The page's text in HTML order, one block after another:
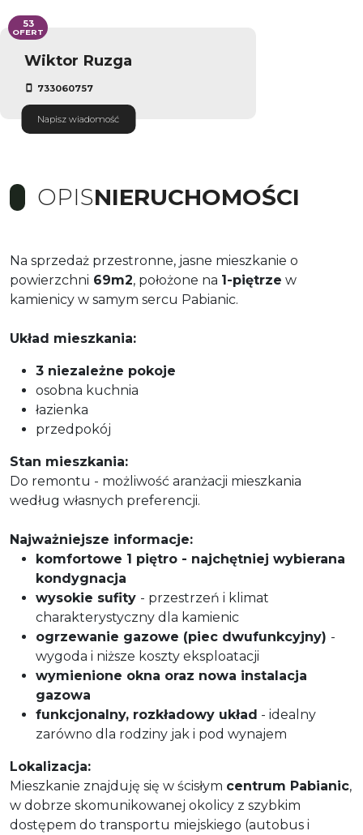
Wiktor Ruzga
733060757
Napisz wiadomość
53
OFERT
OPISNIERUCHOMOŚCI
Na sprzedaż przestronne, jasne mieszkanie o
powierzchni 69m2, położone na 1-piętrze w
kamienicy w samym sercu Pabianic.
Układ mieszkania:
3 niezależne pokoje
osobna kuchnia
łazienka
przedpokój
Stan mieszkania:
Do remontu - możliwość aranżacji mieszkania
według własnych preferencji.
Najważniejsze informacje:
komfortowe 1 piętro - najchętniej wybierana
kondygnacja
wysokie sufity - przestrzeń i klimat
charakterystyczny dla kamienic
ogrzewanie gazowe (piec dwufunkcyjny) -
wygoda i niższe koszty eksploatacji
wymienione okna oraz nowa instalacja
gazowa
funkcjonalny, rozkładowy układ - idealny
zarówno dla rodziny jak i pod wynajem
Lokalizacja:
Mieszkanie znajduję się w ścisłym centrum Pabianic,
w dobrze skomunikowanej okolicy z szybkim
dostępem do transportu miejskiego (autobus i